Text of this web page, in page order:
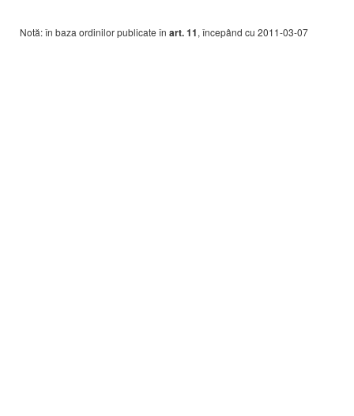
Notă: în baza ordinilor publicate în art. 11, începând cu 2011-03-07